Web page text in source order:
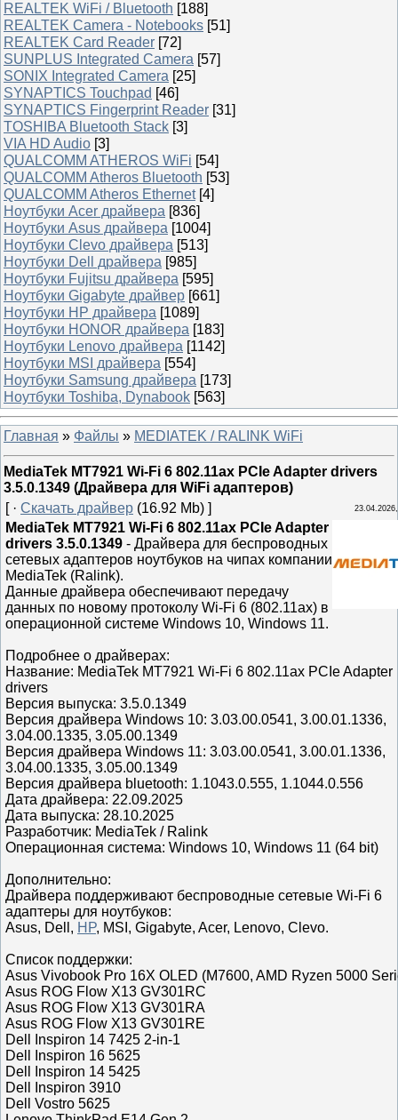
REALTEK WiFi / Bluetooth [188]
REALTEK Camera - Notebooks [51]
REALTEK Card Reader [72]
SUNPLUS Integrated Camera [57]
SONIX Integrated Camera [25]
SYNAPTICS Touchpad [46]
SYNAPTICS Fingerprint Reader [31]
TOSHIBA Bluetooth Stack [3]
VIA HD Audio [3]
QUALCOMM ATHEROS WiFi [54]
QUALCOMM Atheros Bluetooth [53]
QUALCOMM Atheros Ethernet [4]
Ноутбуки Acer драйвера [836]
Ноутбуки Asus драйвера [1004]
Ноутбуки Clevo драйвера [513]
Ноутбуки Dell драйвера [985]
Ноутбуки Fujitsu драйвера [595]
Ноутбуки Gigabyte драйвер [661]
Ноутбуки HP драйвера [1089]
Ноутбуки HONOR драйвера [183]
Ноутбуки Lenovo драйвера [1142]
Ноутбуки MSI драйвера [554]
Ноутбуки Samsung драйвера [173]
Ноутбуки Toshiba, Dynabook [563]
Главная » Файлы » MEDIATEK / RALINK WiFi
MediaTek MT7921 Wi-Fi 6 802.11ax PCIe Adapter drivers
3.5.0.1349 (Драйвера для WiFi адаптеров)
[ · Скачать драйвер (16.92 Mb) ]
MediaTek MT7921 Wi-Fi 6 802.11ax PCIe Adapter
drivers 3.5.0.1349 - Драйвера для беспроводных
сетевых адаптеров ноутбуков на чипах компании
MediaTek (Ralink).
Данные драйвера обеспечивают передачу
данных по новому протоколу Wi-Fi 6 (802.11ax) в
операционной системе Windows 10, Windows 11.
Подробнее о драйверах:
Название: MediaTek MT7921 Wi-Fi 6 802.11ax PCIe Adapter
drivers
Версия выпуска: 3.5.0.1349
Версия драйвера Windows 10: 3.03.00.0541, 3.00.01.1336,
3.04.00.1335, 3.05.00.1349
Версия драйвера Windows 11: 3.03.00.0541, 3.00.01.1336,
3.04.00.1335, 3.05.00.1349
Версия драйвера bluetooth: 1.1043.0.555, 1.1044.0.556
Дата драйвера: 22.09.2025
Дата выпуска: 28.10.2025
Разработчик: MediaTek / Ralink
Операционная система: Windows 10, Windows 11 (64 bit)
Дополнительно:
Драйвера поддерживают беспроводные сетевые Wi-Fi 6
адаптеры для ноутбуков:
Asus, Dell, HP, MSI, Gigabyte, Acer, Lenovo, Clevo.
Список поддержки:
Asus Vivobook Pro 16X OLED (M7600, AMD Ryzen 5000
Asus ROG Flow X13 GV301RC
Asus ROG Flow X13 GV301RA
Asus ROG Flow X13 GV301RE
Dell Inspiron 14 7425 2-in-1
Dell Inspiron 16 5625
Dell Inspiron 14 5425
Dell Inspiron 3910
Dell Vostro 5625